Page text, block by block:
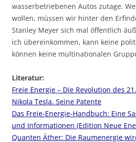
wasserbetriebenen Autos zutage.
wollen, müssen wir hinter den
Stanley Meyer sich mal öffentlich
ich übereinkommen, kann keine
können keine multinationalen
Literatur:
Freie Energie – Die Revolution des
Nikola Tesla. Seine Patente
Das Freie-Energie-Handbuch: Eine
und Informationen (Edition Neue
Quanten Äther: Die Raumenergie